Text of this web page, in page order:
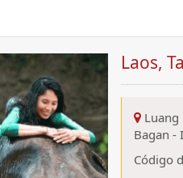
Laos,
Luang
Bagan -
Código